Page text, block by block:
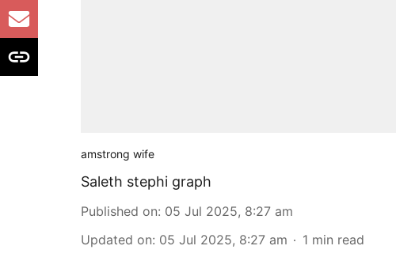
amstrong wife
Saleth stephi graph
Published on: 05 Jul 2025, 8:27 am
Updated on: 05 Jul 2025, 8:27 am 1 min read